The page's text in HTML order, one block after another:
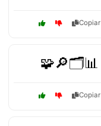
Copiar
🧩🔎🗂️📊
Copiar